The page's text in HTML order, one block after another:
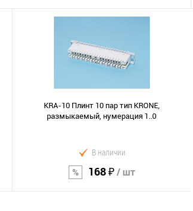
В корзину
KRA-10 Плинт 10 пар тип KRONE,
размыкаемый, нумерация 1..0
В наличии
168 ₽/ шт